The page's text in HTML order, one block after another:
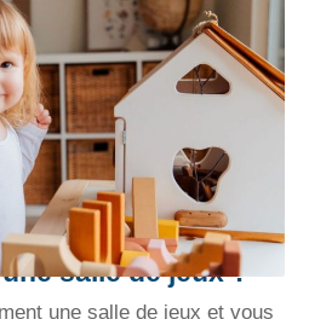
salle de jeux ?
une salle de jeux et vous